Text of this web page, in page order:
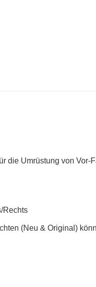
die Umrüstung von
Rechts
(Neu & Original)